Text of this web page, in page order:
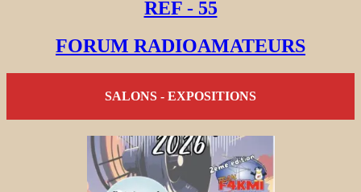
REF - 55
FORUM RADIOAMATEURS
SALONS - EXPOSITIONS